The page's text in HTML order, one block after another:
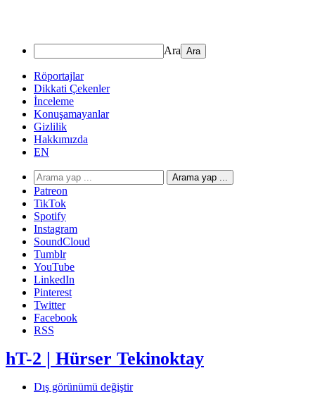
Ara
Röportajlar
Dikkati Çekenler
İnceleme
Konuşamayanlar
Gizlilik
Hakkımızda
EN
Arama yap ...
Patreon
TikTok
Spotify
Instagram
SoundCloud
Tumblr
YouTube
LinkedIn
Pinterest
Twitter
Facebook
RSS
hT-2 | Hürser Tekinoktay
Dış görünümü değiştir